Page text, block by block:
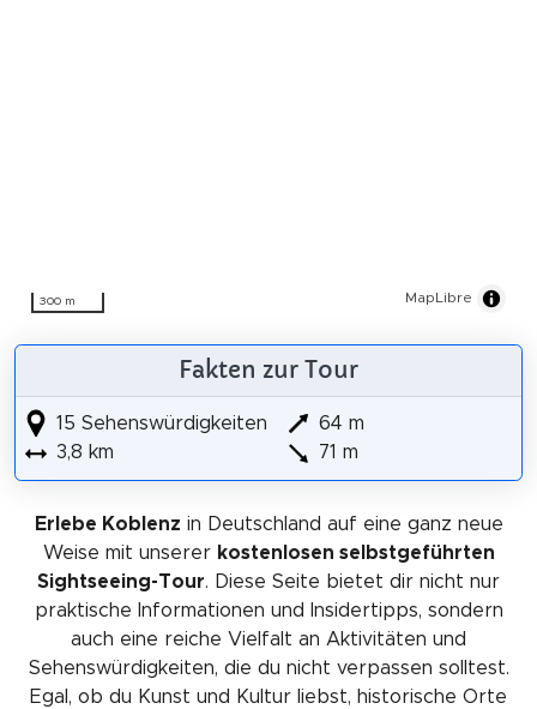
300 m MapLibre
Fakten zur Tour
15 Sehenswürdigkeiten
3,8 km
64 m
71 m
Erlebe Koblenz in Deutschland auf eine ganz neue
Weise mit unserer kostenlosen selbstgeführten
Sightseeing-Tour. Diese Seite bietet dir nicht nur
praktische Informationen und Insidertipps, sondern
auch eine reiche Vielfalt an Aktivitäten und
Sehenswürdigkeiten, die du nicht verpassen solltest.
Egal, ob du Kunst und Kultur liebst, historische Orte